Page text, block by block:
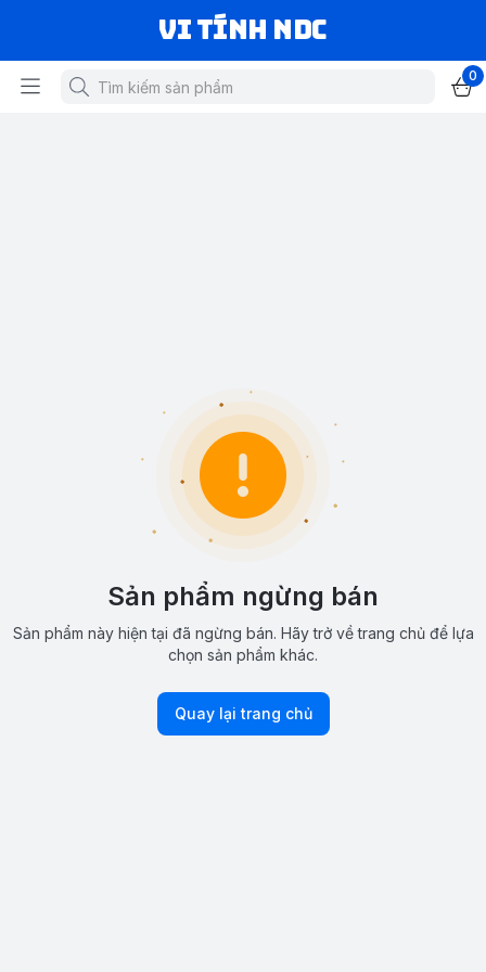
VI TÍNH NDC
0
Sản phẩm ngừng bán
Sản phẩm này hiện tại đã ngừng bán. Hãy trở về trang chủ để lựa
chọn sản phẩm khác.
Quay lại trang chủ